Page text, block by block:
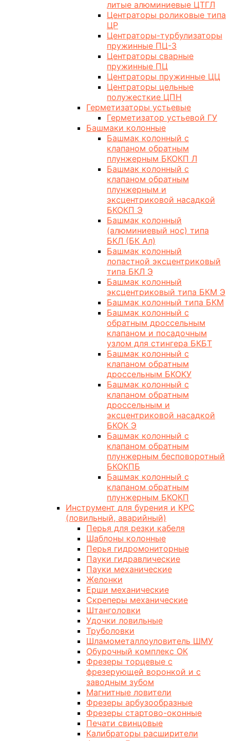
литые алюминиевые ЦТГЛ
Центраторы роликовые типа
ЦР
Центраторы-турбулизаторы
пружинные ПЦ-3
Центраторы сварные
пружинные ПЦ
Центраторы пружинные ЦЦ
Центраторы цельные
полужесткие ЦПН
Герметизаторы устьевые
Герметизатор устьевой ГУ
Башмаки колонные
Башмак колонный с
клапаном обратным
плунжерным БКОКП Л
Башмак колонный с
клапаном обратным
плунжерным и
эксцентриковой насадкой
БКОКП Э
Башмак колонный
(алюминиевый нос) типа
БКЛ (БК Ал)
Башмак колонный
лопастной эксцентриковый
типа БКЛ Э
Башмак колонный
эксцентриковый типа БКМ Э
Башмак колонный типа БКМ
Башмак колонный с
обратным дроссельным
клапаном и посадочным
узлом для стингера БКБТ
Башмак колонный с
клапаном обратным
дроссельным БКОКУ
Башмак колонный с
клапаном обратным
дроссельным и
эксцентриковой насадкой
БКОК Э
Башмак колонный с
клапаном обратным
плунжерным бесповоротный
БКОКПБ
Башмак колонный с
клапаном обратным
плунжерным БКОКП
Инструмент для бурения и КРС
(ловильный, аварийный)
Перья для резки кабеля
Шаблоны колонные
Перья гидромониторные
Пауки гидравлические
Пауки механические
Желонки
Ерши механические
Скреперы механические
Штанголовки
Удочки ловильные
Труболовки
Шламометаллоуловитель ШМУ
Обурочный комплекс ОК
Фрезеры торцевые с
фрезерующей воронкой и с
заводным зубом
Магнитные ловители
Фрезеры арбузообразные
Фрезеры стартово-оконные
Печати свинцовые
Калибраторы расширители